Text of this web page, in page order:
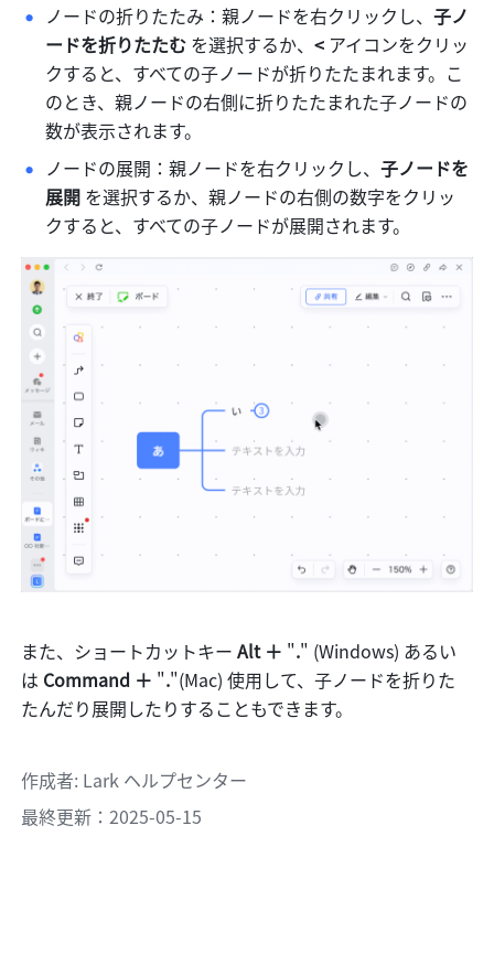
ノードの折りたたみ：親ノードを右クリックし、子ノ
ードを折りたたむ を選択するか、< アイコンをクリッ
クすると、すべての子ノードが折りたたまれます。こ
のとき、親ノードの右側に折りたたまれた子ノードの
数が表示されます。
ノードの展開：親ノードを右クリックし、子ノードを
展開 を選択するか、親ノードの右側の数字をクリッ
クすると、すべての子ノードが展開されます。
また、ショートカットキー Alt ＋ "." (Windows) あるい
は Command ＋ "."(Mac) 使用して、子ノードを折りた
たんだり展開したりすることもできます。
作成者: Lark ヘルプセンター
最終更新：2025-05-15